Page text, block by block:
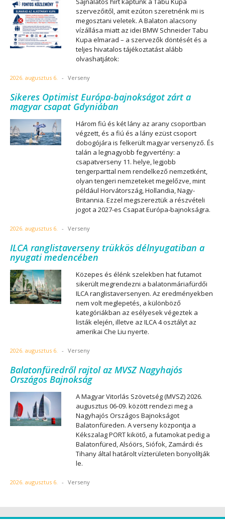
szervezőitől, amit ezúton szeretnénk mi is
megosztani veletek. A Balaton alacsony
vízállása miatt az idei BMW Schneider Tabu
Kupa elmarad – a szervezők döntését és a
teljes hivatalos tájékoztatást alább
olvashatjátok:
2026. augusztus 6. - Verseny
Sikeres Optimist Európa-bajnokságot zárt a
magyar csapat Gdyniában
Három fiú és két lány az arany csoportban
végzett, és a fiú és a lány ezüst csoport
dobogójára is felkerült magyar versenyző. És
talán a legnagyobb fegyvertény: a
csapatverseny 11. helye, legjobb
tengerparttal nem rendelkező nemzetként,
olyan tengeri nemzeteket megelőzve, mint
például Horvátország, Hollandia, Nagy-
Britannia. Ezzel megszereztük a részvételi
jogot a 2027-es Csapat Európa-bajnokságra.
2026. augusztus 6. - Verseny
ILCA ranglistaverseny trükkös délnyugatiban a
nyugati medencében
Közepes és élénk szelekben hat futamot
sikerült megrendezni a balatonmáriafürdői
ILCA ranglistaversenyen. Az eredményekben
nem volt meglepetés, a különböző
kategóriákban az esélyesek végeztek a
listák elején, illetve az ILCA 4 osztályt az
amerikai Che Liu nyerte.
2026. augusztus 6. - Verseny
Balatonfüredről rajtol az MVSZ Nagyhajós
Országos Bajnokság
A Magyar Vitorlás Szövetség (MVSZ) 2026.
augusztus 06-09. között rendezi meg a
Nagyhajós Országos Bajnokságot
Balatonfüreden. A verseny központja a
Kékszalag PORT kikötő, a futamokat pedig a
Balatonfüred, Alsóörs, Siófok, Zamárdi és
Tihany által határolt vízterületen bonyolítják
le.
2026. augusztus 6. - Verseny